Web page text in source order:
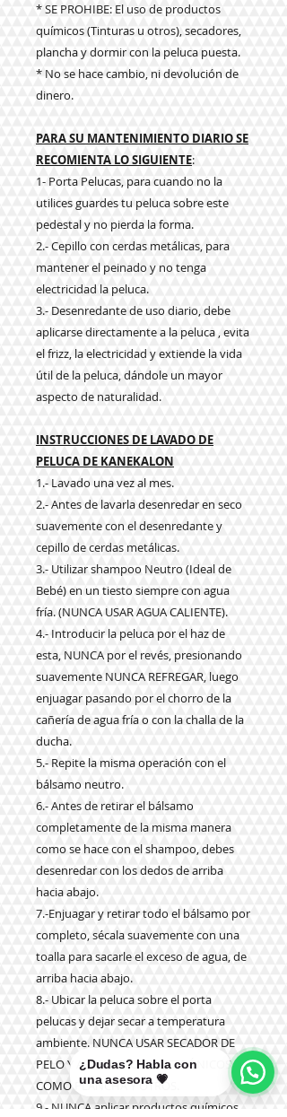
* SE PROHIBE: El uso de productos
químicos (Tinturas u otros), secadores,
plancha y dormir con la peluca puesta.
* No se hace cambio, ni devolución de
dinero.
PARA SU MANTENIMIENTO DIARIO SE
RECOMIENTA LO SIGUIENTE:
1- Porta Pelucas, para cuando no la
utilices guardes tu peluca sobre este
pedestal y no pierda la forma.
2.- Cepillo con cerdas metálicas, para
mantener el peinado y no tenga
electricidad la peluca.
3.- Desenredante de uso diario, debe
aplicarse directamente a la peluca , evita
el frizz, la electricidad y extiende la vida
útil de la peluca, dándole un mayor
aspecto de naturalidad.
INSTRUCCIONES DE LAVADO DE
PELUCA DE KANEKALON
1.- Lavado una vez al mes.
2.- Antes de lavarla desenredar en seco
suavemente con el desenredante y
cepillo de cerdas metálicas.
3.- Utilizar shampoo Neutro (Ideal de
Bebé) en un tiesto siempre con agua
fría. (NUNCA USAR AGUA CALIENTE).
4.- Introducir la peluca por el haz de
esta, NUNCA por el revés, presionando
suavemente NUNCA REFREGAR, luego
enjuagar pasando por el chorro de la
cañería de agua fría o con la challa de la
ducha.
5.- Repite la misma operación con el
bálsamo neutro.
6.- Antes de retirar el bálsamo
completamente de la misma manera
como se hace con el shampoo, debes
desenredar con los dedos de arriba
hacia abajo.
7.-Enjuagar y retirar todo el bálsamo por
completo, sécala suavemente con una
toalla para sacarle el exceso de agua, de
arriba hacia abajo.
8.- Ubicar la peluca sobre el porta
pelucas y dejar secar a temperatura
ambiente. NUNCA USAR SECADOR DE
PELO Y ARTEFACTOS ELECTRÓNICOS
COMO PLANCHA Y OTROS.
9.- NUNCA aplicar productos químicos
¿Dudas? Habla con
una asesora 💗